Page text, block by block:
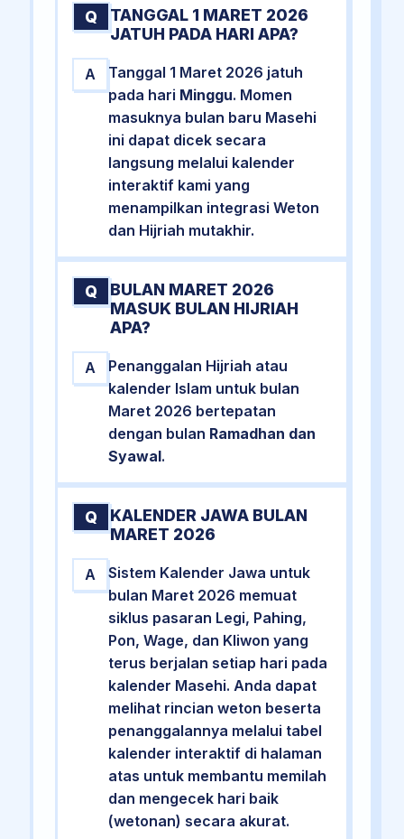
Q
TANGGAL 1 MARET 2026
JATUH PADA HARI APA?
A
Tanggal 1 Maret 2026 jatuh
pada hari Minggu. Momen
masuknya bulan baru Masehi
ini dapat dicek secara
langsung melalui kalender
interaktif kami yang
menampilkan integrasi Weton
dan Hijriah mutakhir.
Q
BULAN MARET 2026
MASUK BULAN HIJRIAH
APA?
A
Penanggalan Hijriah atau
kalender Islam untuk bulan
Maret 2026 bertepatan
dengan bulan Ramadhan dan
Syawal.
Q
KALENDER JAWA BULAN
MARET 2026
A
Sistem Kalender Jawa untuk
bulan Maret 2026 memuat
siklus pasaran Legi, Pahing,
Pon, Wage, dan Kliwon yang
terus berjalan setiap hari pada
kalender Masehi. Anda dapat
melihat rincian weton beserta
penanggalannya melalui tabel
kalender interaktif di halaman
atas untuk membantu memilah
dan mengecek hari baik
(wetonan) secara akurat.